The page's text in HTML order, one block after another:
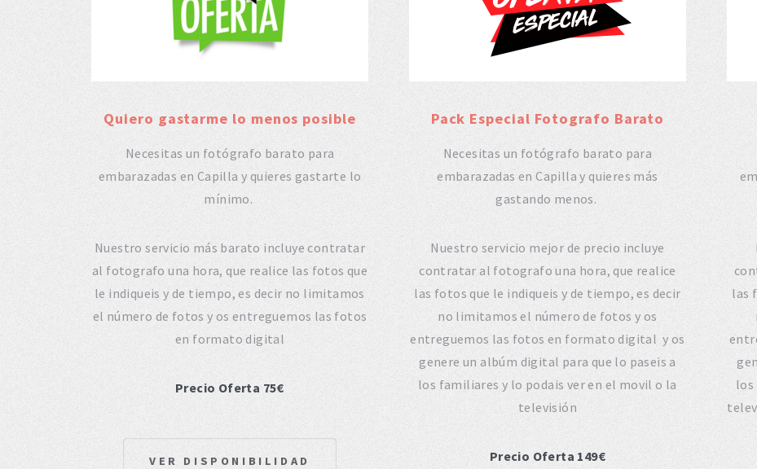
Quiero gastarme lo menos posible
Necesitas un fotógrafo barato para
embarazadas en Capilla y quieres gastarte lo
mínimo.
Nuestro servicio más barato incluye contratar
al fotografo una hora, que realice las fotos que
le indiqueis y de tiempo, es decir no limitamos
el número de fotos y os entreguemos las fotos
en formato digital
Precio Oferta 75€
VER DISPONIBILIDAD
Pack Especial Fotografo Barato
Necesitas un fotógrafo barato para
embarazadas en Capilla y quieres más
gastando menos.
Nuestro servicio mejor de precio incluye
contratar al fotografo una hora, que realice
las fotos que le indiqueis y de tiempo, es decir
no limitamos el número de fotos y os
entreguemos las fotos en formato digital y os
genere un albúm digital para que lo paseis a
los familiares y lo podais ver en el movil o la
televisión
Precio Oferta 149€
las
los